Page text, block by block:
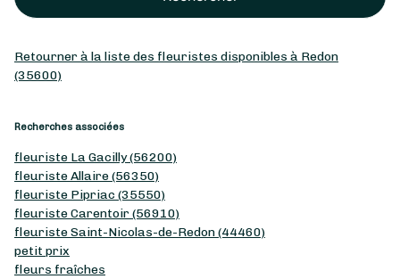
Retourner à la liste des fleuristes disponibles à Redon
(35600)
Recherches associées
fleuriste La Gacilly (56200)
fleuriste Allaire (56350)
fleuriste Pipriac (35550)
fleuriste Carentoir (56910)
fleuriste Saint-Nicolas-de-Redon (44460)
petit prix
fleurs fraîches